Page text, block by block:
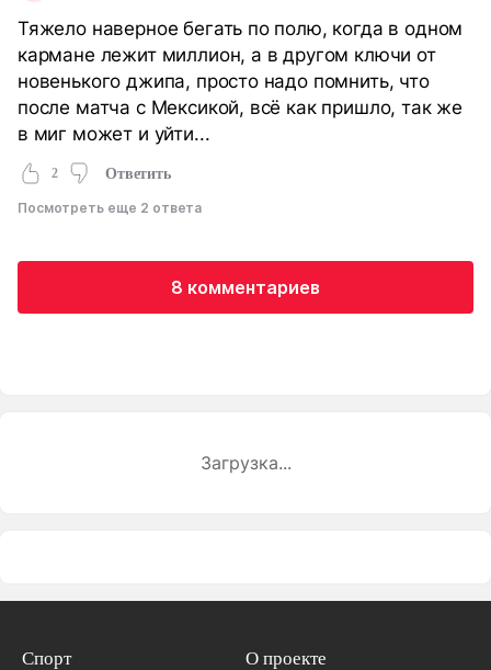
Тяжело наверное бегать по полю, когда в одном
кармане лежит миллион, а в другом ключи от
новенького джипа, просто надо помнить, что
после матча с Мексикой, всё как пришло, так же
в миг может и уйти...
2 Ответить
Посмотреть еще 2 ответа
8 комментариев
Загрузка...
Спорт
О проекте